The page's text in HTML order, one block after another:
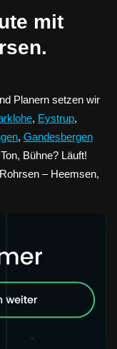
mit
Planern setzen wir
, Eystrup,
, Gandesbergen
Bühne? Läuft!
– Heemsen,